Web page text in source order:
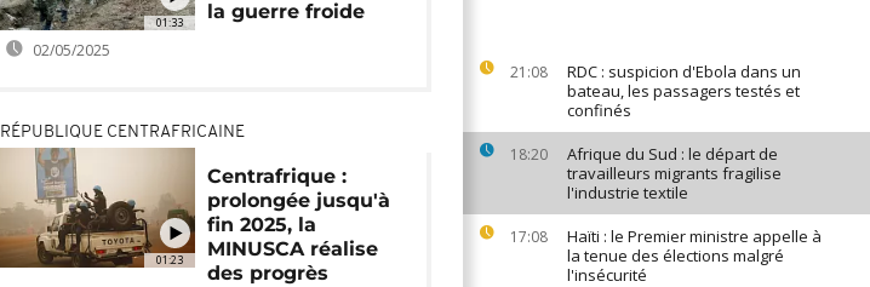
21:08
RDC : suspicion d'Ebola dans un
bateau, les passagers testés et
confinés
18:20
Afrique du Sud : le départ de
travailleurs migrants fragilise
l'industrie textile
17:08
Haïti : le Premier ministre appelle à
la tenue des élections malgré
l'insécurité
01:33
la guerre froide
02/05/2025
01:23
RÉPUBLIQUE CENTRAFRICAINE
Centrafrique :
prolongée jusqu'à
fin 2025, la
MINUSCA réalise
des progrès